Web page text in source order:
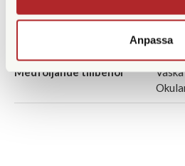
Anpassa
Djup (mm)
Medföljande tillbehör